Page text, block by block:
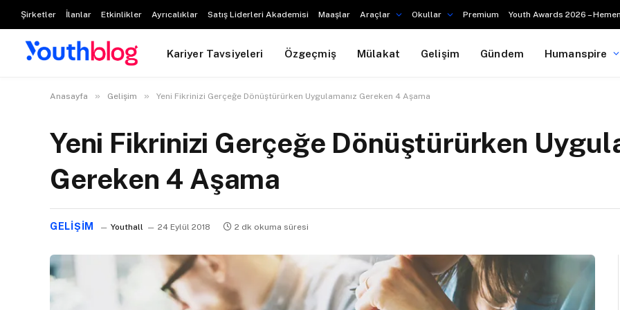
Şirketler İlanlar Etkinlikler Ayrıcalıklar Satış Liderleri Akademisi Maaşlar Araçlar Okullar Premium Youth Awards 2026 –
Kariyer Tavsiyeleri Özgeçmiş Mülakat Gelişim Gündem Humanspire
Anasayfa » Gelişim » Yeni Fikrinizi Gerçeğe Dönüştürürken Uygulamanız Gereken 4 Aşama
Yeni Fikrinizi Gerçeğe Dönüştürürken
Gereken 4 Aşama
GELIŞIM Youthall 24 Eylül 2018 2 dk okuma süresi